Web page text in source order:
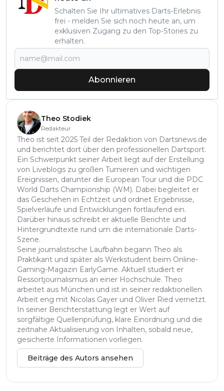
Schalten Sie Ihr ultimatives Darts-Erlebnis
frei - melden Sie sich noch heute an, um
exklusiven Zugang zu den Top-Stories zu
erhalten.
Abonnieren
Theo Stodiek
Redakteur
Theo ist seit 2025 Teil der Redaktion von Dartsnews.de
und berichtet dort über den professionellen Dartsport.
Ein Schwerpunkt seiner Arbeit liegt auf der Erstellung
von Liveblogs zu großen Turnieren und wichtigen
Ereignissen, darunter die European Tour und die PDC
World Darts Championship (WM). Dabei begleitet er
das Geschehen in Echtzeit und ordnet Ergebnisse,
Spielverläufe und Entwicklungen fortlaufend ein.
Darüber hinaus schreibt er aktuelle Berichte und
Hintergrundtexte rund um die internationale Darts-
Szene.
Seine journalistische Laufbahn begann Theo als
Praktikant und später als Werkstudent beim Online-
Gaming-Magazin EarlyGame. Aktuell studiert er
Ressortjournalismus an einer Hochschule. Theo
arbeitet aus München und ist in seiner redaktionellen
Arbeit eng mit Nicolas Gayer und Oliver Ried vernetzt.
In seiner Berichterstattung legt er Wert auf
sorgfältige Quellenprüfung, klare Einordnung und die
zeitnahe Aktualisierung von Inhalten, sobald neue,
gesicherte Informationen vorliegen.
Beiträge des Autors ansehen